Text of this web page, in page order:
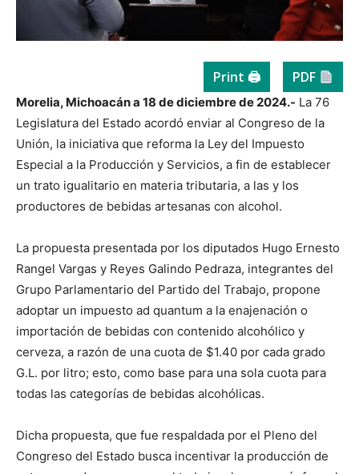
Print 🖨 PDF
Morelia, Michoacán a 18 de diciembre de 2024.- La 76
Legislatura del Estado acordó enviar al Congreso de la
Unión, la iniciativa que reforma la Ley del Impuesto
Especial a la Producción y Servicios, a fin de establecer
un trato igualitario en materia tributaria, a las y los
productores de bebidas artesanas con alcohol.
La propuesta presentada por los diputados Hugo Ernesto
Rangel Vargas y Reyes Galindo Pedraza, integrantes del
Grupo Parlamentario del Partido del Trabajo, propone
adoptar un impuesto ad quantum a la enajenación o
importación de bebidas con contenido alcohólico y
cerveza, a razón de una cuota de $1.40 por cada grado
G.L. por litro; esto, como base para una sola cuota para
todas las categorías de bebidas alcohólicas.
Dicha propuesta, que fue respaldada por el Pleno del
Congreso del Estado busca incentivar la producción de